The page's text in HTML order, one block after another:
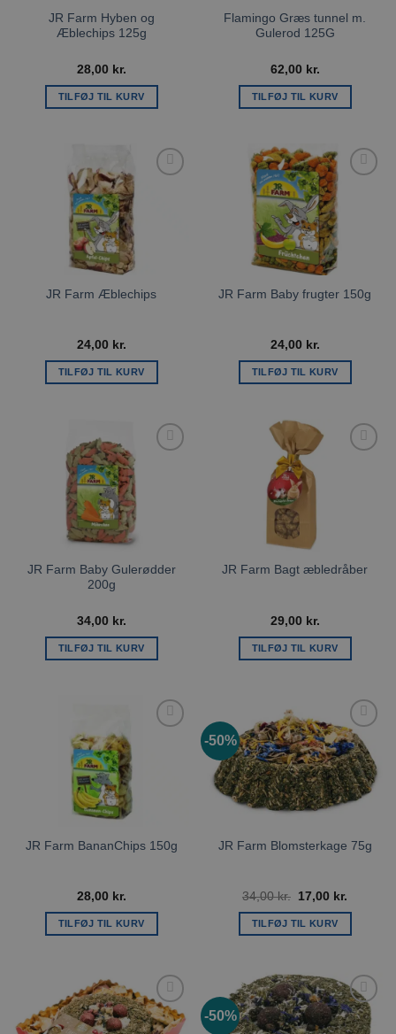
JR Farm Hyben og
Æblechips 125g
28,00 kr.
TILFØJ TIL KURV
Flamingo Græs tunnel m.
Gulerod 125G
62,00 kr.
TILFØJ TIL KURV
ønskeliste
JR Farm Æblechips
24,00 kr.
TILFØJ TIL KURV
Tilføj til
ønskeliste
JR Farm Baby frugter 150g
24,00 kr.
TILFØJ TIL KURV
ønskeliste
JR Farm Baby Gulerødder
200g
34,00 kr.
TILFØJ TIL KURV
JR Farm Bagt æbledråber
29,00 kr.
TILFØJ TIL KURV
JR Farm BananChips 150g
28,00 kr.
TILFØJ TIL KURV
-50%
Tilføj til
ønskeliste
JR Farm Blomsterkage 75g
34,00kr.
Den
pris
var:
17,00 kr.
TILFØJ TIL KURV
Tilføj til
ønskeliste
-50%
Tilføj til
ønskeliste